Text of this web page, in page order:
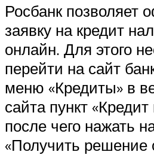
Росбанк позволяет
заявку на кредит
онлайн. Для этого
перейти на сайт
меню «Кредиты» в
сайта пункт
после чего нажать
«Получить решение